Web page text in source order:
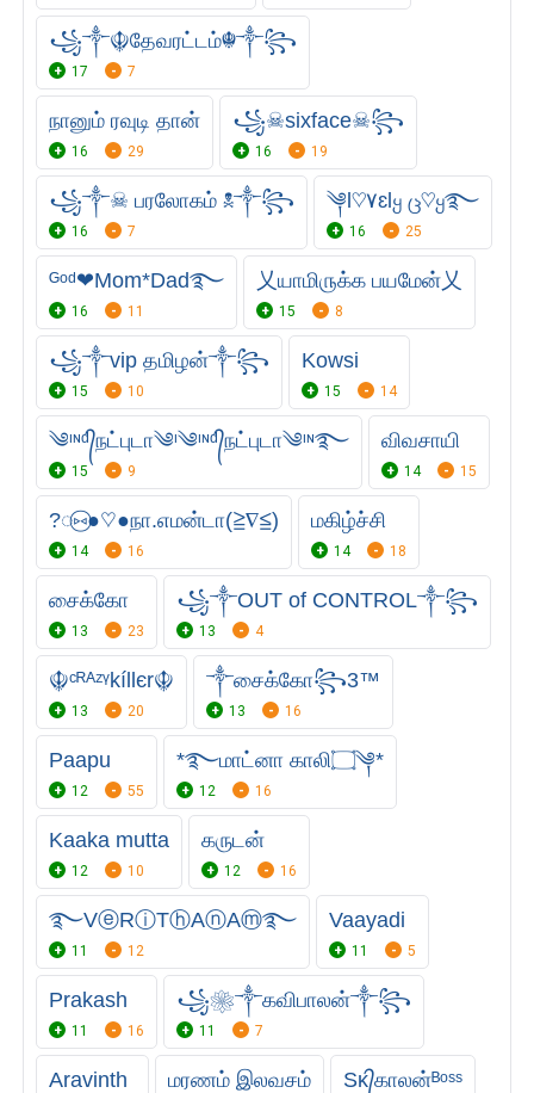
꧁༒☬தேவரட்டம்☬༒꧂
17 7
நானும் ரவுடி தான்
16 29
꧁☠︎sixface☠︎꧂
16 19
꧁༒☠︎ பரலோகம் ☠︎༒꧂
16 7
༆Ɩ♡۷ɛƖყ ც♡ყ࿐
16 25
ᴳᵒᵈ❤Mom*Dad࿐
16 11
乂யாமி௫க்க பயமேன்乂
15 8
꧁༒vip தமிழன்༒꧂
15 10
Kowsi
15 14
༄ᶦᶰᵈ᭄நட்புடா༄ᶦ༄ᶦᶰᵈ᭄நட்புடா༄ᶦᶰ࿐
15 9
விவசாயி
14 15
?◌⑅⃝●♡●நா.எமன்டா(≧∇≦)
14 16
மகிழ்ச்சி
14 18
சைக்கோ
13 23
꧁༒OUT of CONTROL༒꧂
13 4
☬ᶜᴿᴬᶻᵞkíllєr☬
13 20
༒சைக்கோ꧂3™
13 16
Paapu
12 55
*࿐மாட்னா காலி۝༆*‌
12 16
Kaaka mutta
12 10
கருடன்
12 16
࿐VⓔRⓘTⓗAⓝAⓜ࿐
11 12
Vaayadi
11 5
Prakash
11 16
꧁❀༒கவிபாலன்༒꧂
11 7
Aravinth மரணம் இலவசம் Sᴋ᭄காலன்ᴮᵒˢˢ